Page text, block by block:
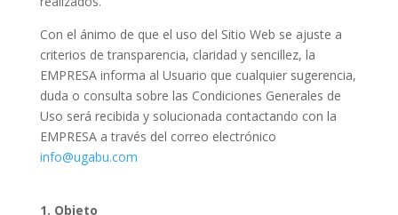
Con el ánimo de que el uso del Sitio Web se ajuste a
criterios de transparencia, claridad y sencillez, la
EMPRESA informa al Usuario que cualquier sugerencia,
duda o consulta sobre las Condiciones Generales de
Uso será recibida y solucionada contactando con la
EMPRESA a través del correo electrónico
info@ugabu.com
1. Objeto